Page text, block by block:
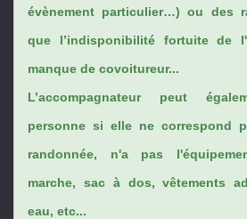
évènement particulier…) ou des
que l’indisponibilité fortuite de
manque de covoitureur...
L’accompagnateur peut
personne si elle ne correspond
randonnée, n'a pas
marche, sac à dos, vêtements
eau, etc...